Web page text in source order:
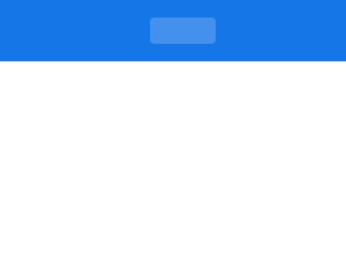
soul房间暗语，暗里藏乾